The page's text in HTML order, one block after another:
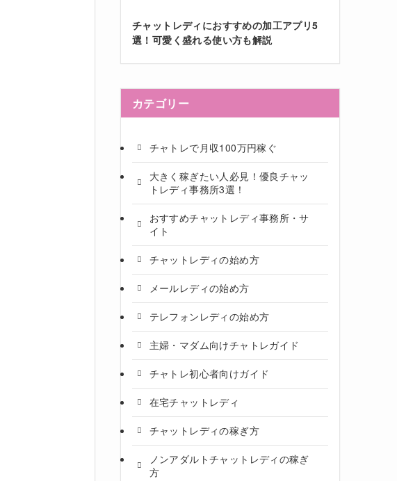
チャットレディにおすすめの加工アプリ5
選！可愛く盛れる使い方も解説
カテゴリー
チャトレで月収100万円稼ぐ
大きく稼ぎたい人必見！優良チャッ
トレディ事務所3選！
おすすめチャットレディ事務所・サ
イト
チャットレディの始め方
メールレディの始め方
テレフォンレディの始め方
主婦・マダム向けチャトレガイド
チャトレ初心者向けガイド
在宅チャットレディ
チャットレディの稼ぎ方
ノンアダルトチャットレディの稼ぎ
方